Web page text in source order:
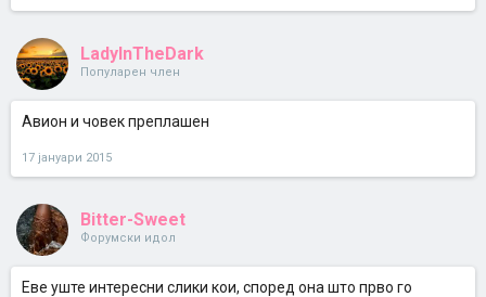
LadyInTheDark
Популарен член
Авион и човек преплашен
17 јануари 2015
Bitter-Sweet
Форумски идол
Еве уште интересни слики кои, според она што прво го